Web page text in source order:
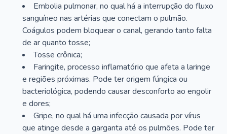
Embolia pulmonar, no qual há a interrupção do fluxo
sanguíneo nas artérias que conectam o pulmão.
Coágulos podem bloquear o canal, gerando tanto falta
de ar quanto tosse;
Tosse crônica;
Faringite, processo inflamatório que afeta a laringe
e regiões próximas. Pode ter origem fúngica ou
bacteriológica, podendo causar desconforto ao engolir
e dores;
Gripe, no qual há uma infecção causada por vírus
que atinge desde a garganta até os pulmões. Pode ter